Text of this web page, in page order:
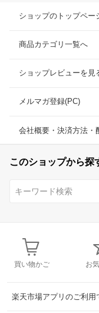
ショップのトップペー
商品カテゴリ一覧へ
ショップレビューを見
メルマガ登録(PC)
会社概要・決済方法・
このショップから探
買い物かご お
楽天市場アプリのご利用